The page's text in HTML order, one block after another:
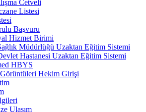
Cetveli
Listesi
Başvuru
Hizmet Birimi
Müdürlüğü Uzaktan Eğitim Sistemi
Hastanesi Uzaktan Eğitim Sistemi
HBYS
Hekim Girişi
Ulaşım